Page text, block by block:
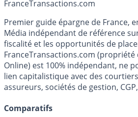
FranceTransactions.com
Premier guide épargne de France,
Média indépendant de référence
fiscalité et les opportunités de
FranceTransactions.com (propriété
Online) est 100% indépendant, ne
assureurs, sociétés de gestion, CGP,